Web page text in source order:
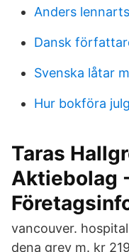
Anders
Dansk
Svenska låtar
Hur bokföra
Taras
Aktiebolag
vancouver.
dena grey m. kr